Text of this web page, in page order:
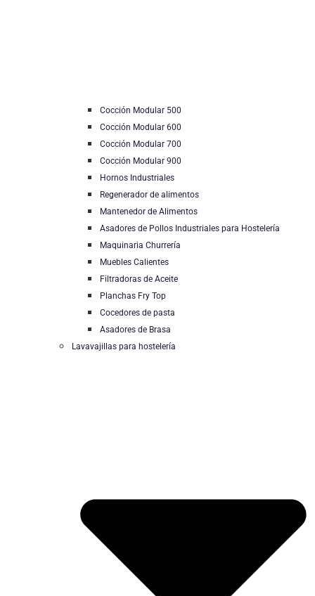
Cocción Modular 500
Cocción Modular 600
Cocción Modular 700
Cocción Modular 900
Hornos Industriales
Regenerador de alimentos
Mantenedor de Alimentos
Asadores de Pollos Industriales para Hostelería
Maquinaria Churrería
Muebles Calientes
Filtradoras de Aceite
Planchas Fry Top
Cocedores de pasta
Asadores de Brasa
Lavavajillas para hostelería